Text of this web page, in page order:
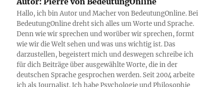
Hallo, ich bin Autor und Macher von BedeutungOnline. Bei
BedeutungOnline dreht sich alles um Worte und Sprache.
Denn wie wir sprechen und worüber wir sprechen, formt
wie wir die Welt sehen und was uns wichtig ist. Das
darzustellen, begeistert mich und deswegen schreibe ich
für dich Beiträge über ausgewählte Worte, die in der
deutschen Sprache gesprochen werden. Seit 2004 arbeite
ich als Journalist. Ich habe Psychologie und Philosophie